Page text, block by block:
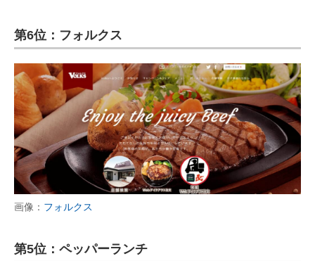
第6位：フォルクス
画像： フォルクス
第5位：ペッパーランチ